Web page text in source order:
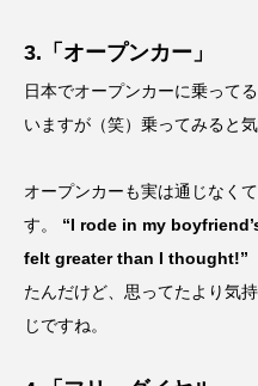
3.「オープンカー」
日本でオープンカーに乗って
いますが（笑）乗ってみると
オープンカーも実は通じなく
す。 “I rode in my
felt greater than I thought!”
たんだけど、思ってたより気
じですね。